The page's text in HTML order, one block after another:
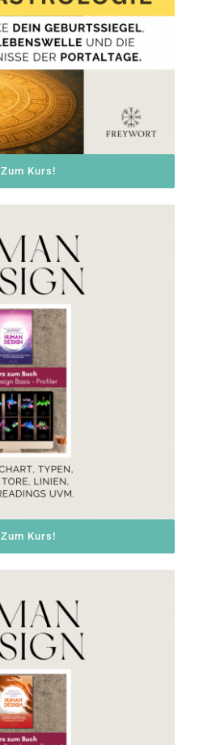
Zum Kurs!
Zum Kurs!